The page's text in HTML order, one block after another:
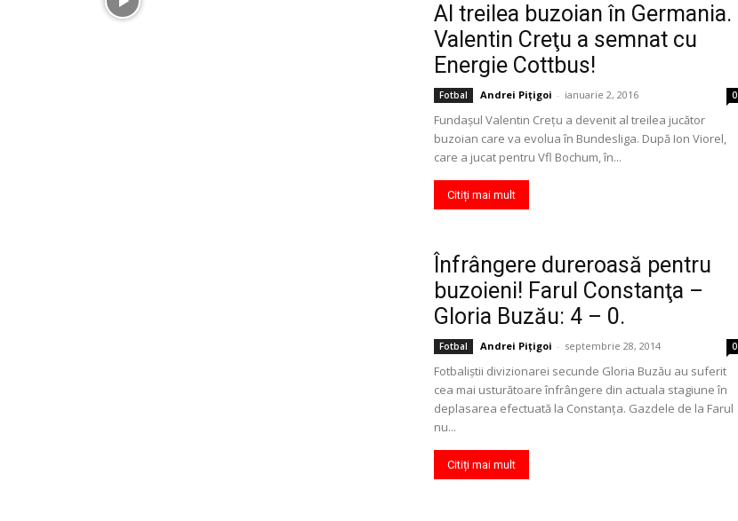
Al treilea buzoian în Germania.
Valentin Creţu a semnat cu
Energie Cottbus!
Fotbal Andrei Pițigoi - ianuarie 2, 2016 0
Fundaşul Valentin Creţu a devenit al treilea jucător
buzoian care va evolua în Bundesliga. După Ion Viorel,
care a jucat pentru Vfl Bochum, în...
Citiți mai mult
Înfrângere dureroasă pentru
buzoieni! Farul Constanţa –
Gloria Buzău: 4 – 0.
Fotbal Andrei Pițigoi - septembrie 28, 2014 0
Fotbaliştii divizionarei secunde Gloria Buzău au suferit
cea mai usturătoare înfrângere din actuala stagiune în
deplasarea efectuată la Constanţa. Gazdele de la Farul
nu...
Citiți mai mult